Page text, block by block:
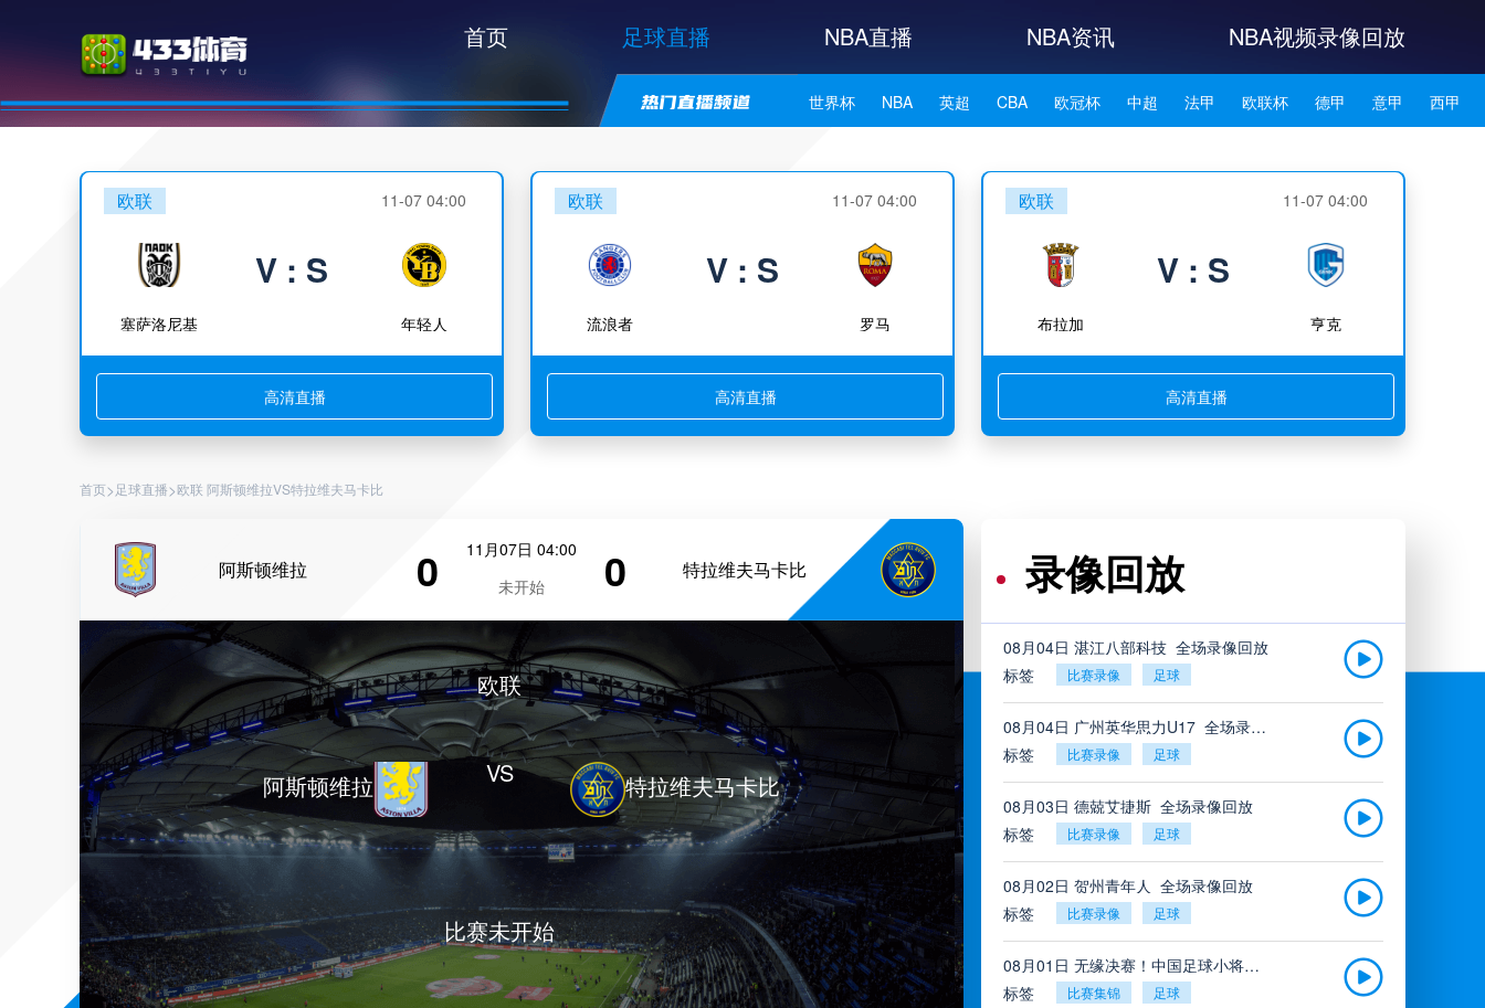
首页 足球直播 NBA直播 NBA资讯 NBA视频录像回放
世界杯 NBA 英超 CBA 欧冠杯 中超 法甲 欧联杯 德甲 意甲 西甲
NBA独行侠 NBA勇士 NBA湖人 NBA东契奇
NBA库里 NBA资讯
欧联 11-07 04:00
塞萨洛尼基
V : S
年轻人
高清直播
欧联 11-07 04:00
流浪者
V : S
罗马
高清直播
欧联 11-07 04:00
布拉加
V : S
亨克
高清直播
首页> 足球直播>欧联 阿斯顿维拉VS特拉维夫马卡比
阿斯顿维拉 0
11月07日 04:00
未开始
0 特拉维夫马卡比
阿斯顿维拉
欧联
VS
比赛未开始
特拉维夫马卡比
录像回放
08月04日 湛江八部科技_全场录像回放
标签
比赛录像 足球
08月04日 广州英华思力U17_全场录像回放
标签
比赛录像 足球
08月03日 德兢艾捷斯_全场录像回放
标签
比赛录像 足球
08月02日 贺州青年人_全场录像回放
标签
比赛录像 足球
08月01日 无缘决赛！中国足球小将红队0-2亚洲明星联，后者决赛战杭州足管
标签
比赛集锦 足球